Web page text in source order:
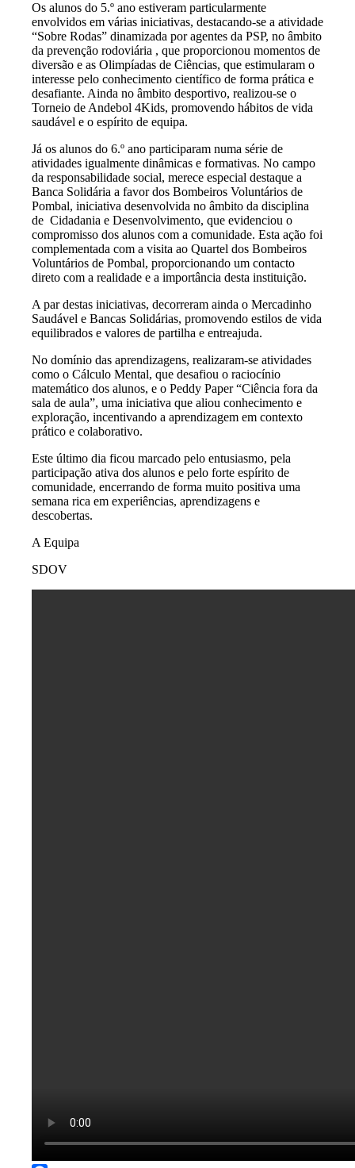
Os alunos do 5.º ano estiveram particularmente
envolvidos em várias iniciativas, destacando-se a atividade
“Sobre Rodas” dinamizada por agentes da PSP, no âmbito
da prevenção rodoviária , que proporcionou momentos de
diversão e as Olimpíadas de Ciências, que estimularam o
interesse pelo conhecimento científico de forma prática e
desafiante. Ainda no âmbito desportivo, realizou-se o
Torneio de Andebol 4Kids, promovendo hábitos de vida
saudável e o espírito de equipa.
Já os alunos do 6.º ano participaram numa série de
atividades igualmente dinâmicas e formativas. No campo
da responsabilidade social, merece especial destaque a
Banca Solidária a favor dos Bombeiros Voluntários de
Pombal, iniciativa desenvolvida no âmbito da disciplina
de Cidadania e Desenvolvimento, que evidenciou o
compromisso dos alunos com a comunidade. Esta ação foi
complementada com a visita ao Quartel dos Bombeiros
Voluntários de Pombal, proporcionando um contacto
direto com a realidade e a importância desta instituição.
A par destas iniciativas, decorreram ainda o Mercadinho
Saudável e Bancas Solidárias, promovendo estilos de vida
equilibrados e valores de partilha e entreajuda.
No domínio das aprendizagens, realizaram-se atividades
como o Cálculo Mental, que desafiou o raciocínio
matemático dos alunos, e o Peddy Paper “Ciência fora da
sala de aula”, uma iniciativa que aliou conhecimento e
exploração, incentivando a aprendizagem em contexto
prático e colaborativo.
Este último dia ficou marcado pelo entusiasmo, pela
participação ativa dos alunos e pelo forte espírito de
comunidade, encerrando de forma muito positiva uma
semana rica em experiências, aprendizagens e
descobertas.
A Equipa
SDOV